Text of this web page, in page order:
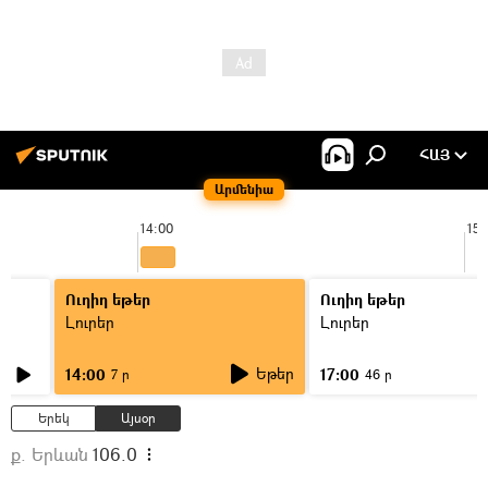
Արմենիա
ՀԱՅ
14:00
Ուղիղ եթեր
Լուրեր
14:00 7 ր Եթեր
Ուղիղ եթեր
Լուրեր
17:00 46 ր
Երեկ Այսօր
ք. Երևան 106.0